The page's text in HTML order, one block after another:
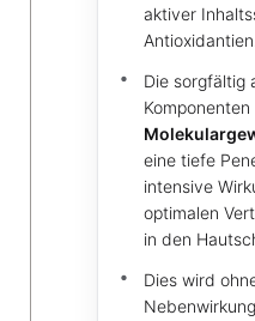
aktiver
Antioxidantien.
Die sorgfältig
Komponenten
eine tiefe
intensive
optimalen
in den
Dies wird